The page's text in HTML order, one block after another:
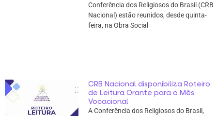
Conferência dos Religiosos do Brasil (CRB
Nacional) estão reunidos, desde quinta-
feira, na Obra Social
CRB Nacional disponibiliza Roteiro
de Leitura Orante para o Mês
Vocacional
A Conferência dos Religiosos do Brasil,